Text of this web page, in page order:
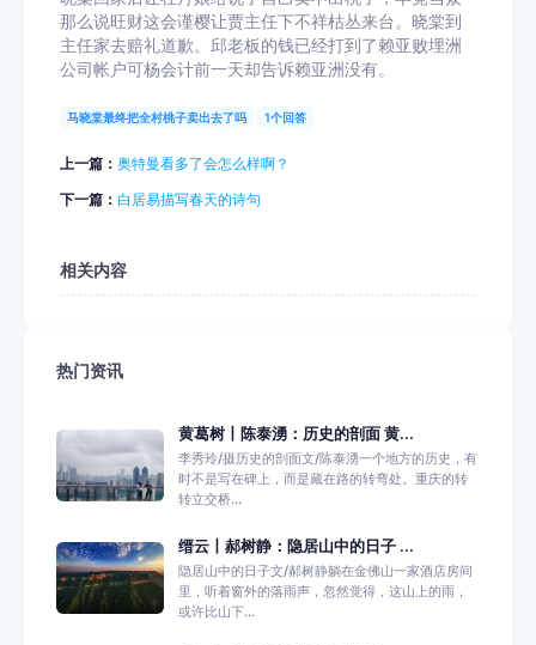
那么说旺财这会谨樱让贾主任下不祥枯丛来台。晓棠到
主任家去赔礼道歉。邱老板的钱已经打到了赖亚败埋洲
公司帐户可杨会计前一天却告诉赖亚洲没有。
马晓棠最终把全村桃子卖出去了吗 1个回答
上一篇： 奥特曼看多了会怎么样啊？
下一篇： 白居易描写春天的诗句
相关内容
热门资讯
黄葛树丨陈泰湧：历史的剖面 黄...
李秀玲/摄历史的剖面文/陈泰湧一个地方的历史，有
时不是写在碑上，而是藏在路的转弯处。重庆的转
转立交桥...
缙云丨郝树静：隐居山中的日子 ...
隐居山中的日子文/郝树静躺在金佛山一家酒店房间
里，听着窗外的落雨声，忽然觉得，这山上的雨，
或许比山下...